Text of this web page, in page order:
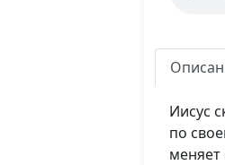
Иисус
по